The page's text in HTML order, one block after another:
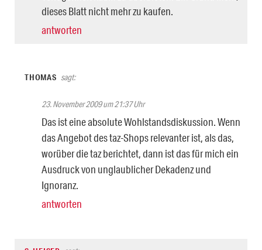
dieses Blatt nicht mehr zu kaufen.
antworten
THOMAS sagt:
23. November 2009 um 21:37 Uhr
Das ist eine absolute Wohlstandsdiskussion. Wenn
das Angebot des taz-Shops relevanter ist, als das,
worüber die taz berichtet, dann ist das für mich ein
Ausdruck von unglaublicher Dekadenz und
Ignoranz.
antworten